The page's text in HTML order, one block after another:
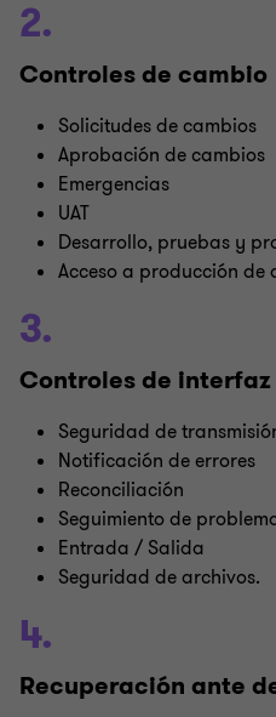
2.
Controles de cambio
Solicitudes de cambios
Aprobación de cambios
Emergencias
UAT
Desarrollo, pruebas y
Acceso a producción de
3.
Controles de interfaz
Seguridad de
Notificación de errores
Reconciliación
Seguimiento de
Entrada / Salida
Seguridad de archivos.
4.
Recuperación ante